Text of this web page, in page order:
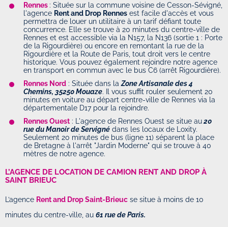
Rennes : Située sur la commune voisine de Cesson-Sévigné,
l'agence Rent and Drop Rennes est facile d'accès et vous
permettra de louer un utilitaire à un tarif défiant toute
concurrence. Elle se trouve à 20 minutes du centre-ville de
Rennes et est accessible via la N157, la N136 (sortie 1 : Porte
de la Rigourdière) ou encore en remontant la rue de la
Rigourdière et la Route de Paris, tout droit vers le centre
historique. Vous pouvez également rejoindre notre agence
en transport en commun avec le bus C6 (arrêt Rigourdière).
Rennes Nord : Située dans laZone Artisanale des 4
Chemins, 35250 Mouaze. Il vous suffit rouler seulement 20
minutes en voiture au départ centre-ville de Rennes via la
départementale D17 pour la rejoindre.
Rennes Ouest : L'agence de Rennes Ouest se situe au20
rue du Manoir de Servigné dans les locaux de Loxity.
Seulement 20 minutes de bus (ligne 11) séparent la place
de Bretagne à l'arrêt "Jardin Moderne" qui se trouve à 40
mètres de notre agence.
L’AGENCE DE LOCATION DE CAMION RENT AND DROP À
SAINT BRIEUC
L’agence Rent and Drop Saint-Brieuc se situe à moins de 10
minutes du centre-ville, au 61 rue de Paris.